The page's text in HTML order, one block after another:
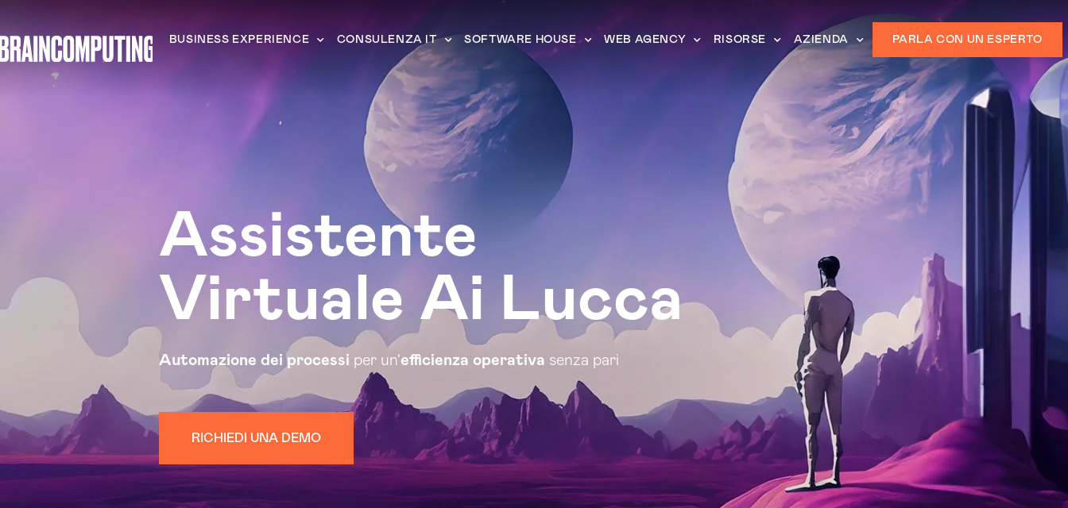
BUSINESS EXPERIENCE CONSULENZA IT SOFTWARE HOUSE WEB AGENCY RISORSE AZIENDA PARLA CON UN ESPERTO
Assistente
Virtuale Ai Lucca
Automazione dei processi per un'efficienza operativa senza pari
RICHIEDI UNA DEMO